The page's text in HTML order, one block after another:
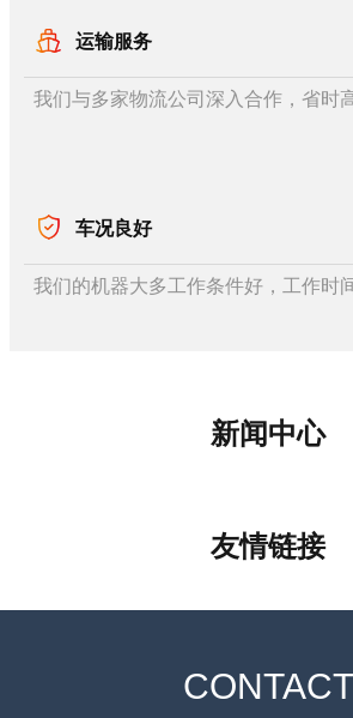
运输服务
我们与多家物流公司深入合作，省时
车况良好
我们的机器大多工作条件好，工作时
新闻中心
友情链接
CONTACT